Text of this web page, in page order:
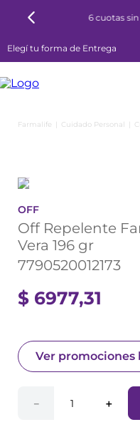
6 cuotas
Elegí tu forma de Entrega
Cuidado Personal
OFF
Off Repelente
Vera 196 gr
7790520012173
$ 6977,31
Ver promociones
＋
－